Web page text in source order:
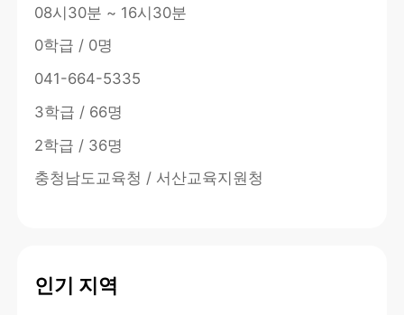
08시30분 ~ 16시30분
0학급 / 0명
041-664-5335
3학급 / 66명
2학급 / 36명
충청남도교육청 / 서산교육지원청
인기 지역